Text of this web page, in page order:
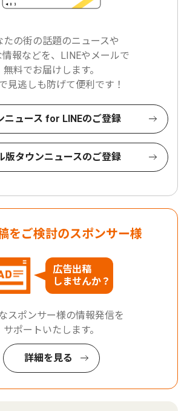
たの街の話題のニュースや
情報などを、LINEやメールで
無料でお届けします。
見逃しも防げて便利です！
ニュース for LINEのご登録
版タウンニュースのご登録
をご検討のスポンサー様
広告出稿
しませんか？
スポンサー様の情報発信を
サポートいたします。
詳細を見る